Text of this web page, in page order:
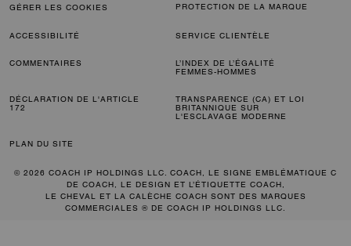
GÉRER LES COOKIES PROTECTION DE LA MARQUE
ACCESSIBILITÉ SERVICE CLIENTÈLE
COMMENTAIRES
L’INDEX DE L’ÉGALITÉ
FEMMES-HOMMES
DÉCLARATION DE L'ARTICLE
172
TRANSPARENCE (CA) ET LOI
BRITANNIQUE SUR
L'ESCLAVAGE MODERNE
PLAN DU SITE
© 2026 COACH IP HOLDINGS LLC. COACH, LE SIGNE EMBLÉMATIQUE C
DE COACH, LE DESIGN ET L’ÉTIQUETTE COACH,
LE CHEVAL ET LA CALÈCHE COACH SONT DES MARQUES
COMMERCIALES ® DE COACH IP HOLDINGS LLC.